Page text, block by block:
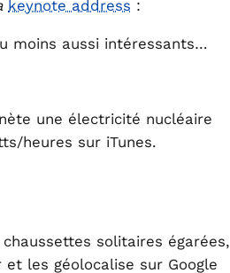
keynote address :
moins aussi intéressants…
une électricité nucléaire
heures sur iTunes.
solitaires égarées,
les géolocalise sur Google